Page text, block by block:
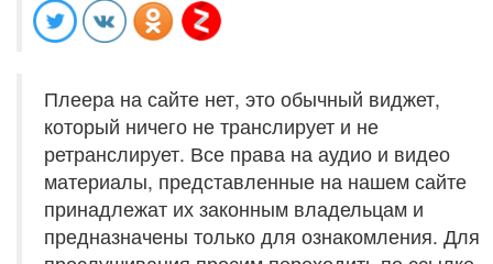
Плеера на сайте нет, это обычный виджет,
который ничего не транслирует и не
ретранслирует. Все права на аудио и видео
материалы, представленные на нашем сайте
принадлежат их законным владельцам и
предназначены только для ознакомления. Для